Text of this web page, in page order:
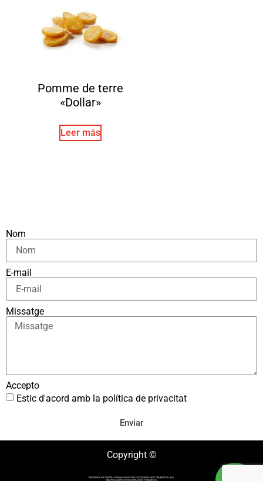
Pomme de terre
«Dollar»
Leer más
Nom
E-mail
Missatge
Accepto
Estic d'acord amb la política de privacitat
Enviar
Copyright ©